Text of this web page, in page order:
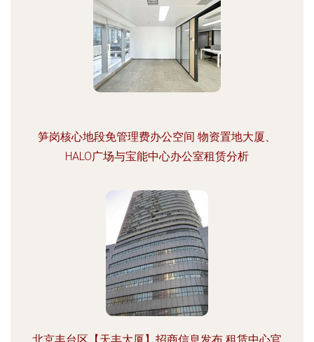
笋岗核心地段免管理费办公空间 物资置地大厦、
HALO广场与宝能中心办公室租赁分析